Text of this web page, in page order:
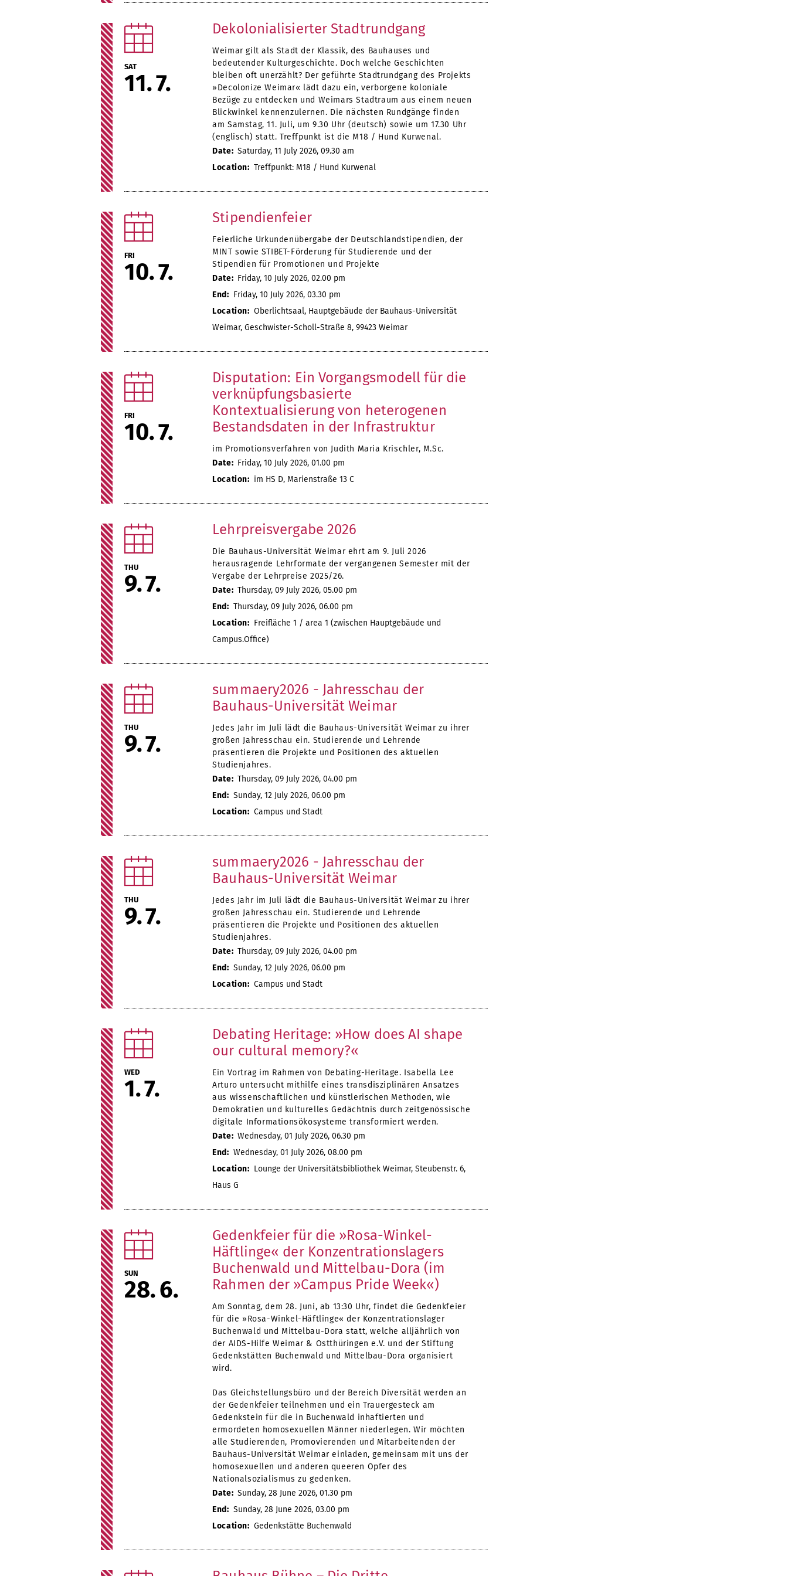
SAT
11 7
Dekolonialisierter Stadtrundgang
Weimar gilt als Stadt der Klassik, des Bauhauses und
bedeutender Kulturgeschichte. Doch welche Geschichten
bleiben oft unerzählt? Der geführte Stadtrundgang des Projekts
»Decolonize Weimar« lädt dazu ein, verborgene koloniale
Bezüge zu entdecken und Weimars Stadtraum aus einem neuen
Blickwinkel kennenzulernen. Die nächsten Rundgänge finden
am Samstag, 11. Juli, um 9.30 Uhr (deutsch) sowie um 17.30 Uhr
(englisch) statt. Treffpunkt ist die M18 / Hund Kurwenal.
Date: Saturday, 11 July 2026, 09.30 am
Location: Treffpunkt: M18 / Hund Kurwenal
FRI
10 7
Stipendienfeier
Feierliche Urkundenübergabe der Deutschlandstipendien, der
MINT sowie STIBET-Förderung für Studierende und der
Stipendien für Promotionen und Projekte
Date: Friday, 10 July 2026, 02.00 pm
End: Friday, 10 July 2026, 03.30 pm
Location: Oberlichtsaal, Hauptgebäude der Bauhaus-Universität
Weimar, Geschwister-Scholl-Straße 8, 99423 Weimar
FRI
10 7
Disputation: Ein Vorgangsmodell für die
verknüpfungsbasierte
Kontextualisierung von heterogenen
Bestandsdaten in der Infrastruktur
im Promotionsverfahren von Judith Maria Krischler, M.Sc.
Date: Friday, 10 July 2026, 01.00 pm
Location: im HS D, Marienstraße 13 C
THU
9 7
Lehrpreisvergabe 2026
Die Bauhaus-Universität Weimar ehrt am 9. Juli 2026
herausragende Lehrformate der vergangenen Semester mit der
Vergabe der Lehrpreise 2025/26.
Date: Thursday, 09 July 2026, 05.00 pm
End: Thursday, 09 July 2026, 06.00 pm
Location: Freifläche 1 / area 1 (zwischen Hauptgebäude und
Campus.Office)
THU
9 7
summaery2026 - Jahresschau der
Bauhaus-Universität Weimar
Jedes Jahr im Juli lädt die Bauhaus-Universität Weimar zu ihrer
großen Jahresschau ein. Studierende und Lehrende
präsentieren die Projekte und Positionen des aktuellen
Studienjahres.
Date: Thursday, 09 July 2026, 04.00 pm
End: Sunday, 12 July 2026, 06.00 pm
Location: Campus und Stadt
THU
9 7
summaery2026 - Jahresschau der
Bauhaus-Universität Weimar
Jedes Jahr im Juli lädt die Bauhaus-Universität Weimar zu ihrer
großen Jahresschau ein. Studierende und Lehrende
präsentieren die Projekte und Positionen des aktuellen
Studienjahres.
Date: Thursday, 09 July 2026, 04.00 pm
End: Sunday, 12 July 2026, 06.00 pm
Location: Campus und Stadt
WED
1 7
Debating Heritage: »How does AI shape
our cultural memory?«
Ein Vortrag im Rahmen von Debating-Heritage. Isabella Lee
Arturo untersucht mithilfe eines transdisziplinären Ansatzes
aus wissenschaftlichen und künstlerischen Methoden, wie
Demokratien und kulturelles Gedächtnis durch zeitgenössische
digitale Informationsökosysteme transformiert werden.
Date: Wednesday, 01 July 2026, 06.30 pm
End: Wednesday, 01 July 2026, 08.00 pm
Location: Lounge der Universitätsbibliothek Weimar, Steubenstr. 6,
Haus G
SUN
28 6
Gedenkfeier für die »Rosa-Winkel-
Häftlinge« der Konzentrationslagers
Buchenwald und Mittelbau-Dora (im
Rahmen der »Campus Pride Week«)
Am Sonntag, dem 28. Juni, ab 13:30 Uhr, findet die Gedenkfeier
für die »Rosa-Winkel-Häftlinge« der Konzentrationslager
Buchenwald und Mittelbau-Dora statt, welche alljährlich von
der AIDS-Hilfe Weimar & Ostthüringen e.V. und der Stiftung
Gedenkstätten Buchenwald und Mittelbau-Dora organisiert
wird.
Das Gleichstellungsbüro und der Bereich Diversität werden an
der Gedenkfeier teilnehmen und ein Trauergesteck am
Gedenkstein für die in Buchenwald inhaftierten und
ermordeten homosexuellen Männer niederlegen. Wir möchten
alle Studierenden, Promovierenden und Mitarbeitenden der
Bauhaus-Universität Weimar einladen, gemeinsam mit uns der
homosexuellen und anderen queeren Opfer des
Nationalsozialismus zu gedenken.
Date: Sunday, 28 June 2026, 01.30 pm
End: Sunday, 28 June 2026, 03.00 pm
Location: Gedenkstätte Buchenwald